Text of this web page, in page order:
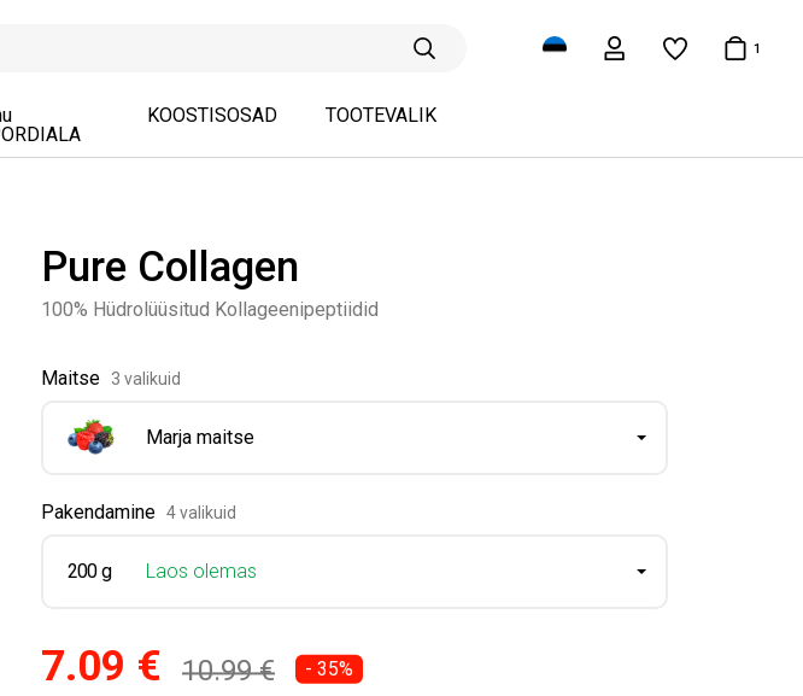
KOOSTISOSAD TOOTEVALIK
1
Pure Collagen
100% Hüdrolüüsitud Kollageenipeptiidid
Maitse 3 valikuid
Marja maitse
Pakendamine 4 valikuid
200 g Laos olemas
7.09 € 10.99 € - 35%